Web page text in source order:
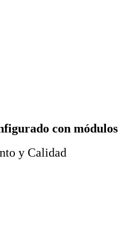
con módulos
y Calidad